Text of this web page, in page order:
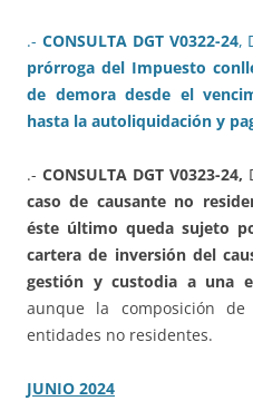
.- CONSULTA DGT V0322-24,
prórroga del Impuesto
de demora desde el
hasta la autoliquidación y
.- CONSULTA DGT V0323-24,
caso de causante no
éste último queda sujeto
cartera de inversión del
gestión y custodia a una
aunque la composición
entidades no residentes.
JUNIO 2024